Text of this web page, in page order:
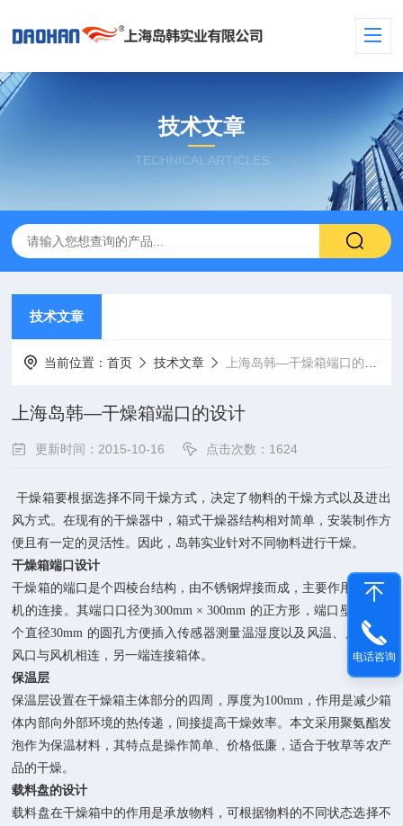
技术文章
TECHNICAL ARTICLES
技术文章
当前位置：首页 技术文章 上海岛韩—干燥箱端口的设计
上海岛韩—干燥箱端口的设计
更新时间：2015-10-16 点击次数：1624
干燥箱要根据选择不同干燥方式，决定了物料的干燥方式以及进出
风方式。在现有的干燥器中，箱式干燥器结构相对简单，安装制作方
便且有一定的灵活性。因此，岛韩实业针对不同物料进行干燥。
干燥箱端口设计
干燥箱的端口是个四棱台结构，由不锈钢焊接而成，主要作用为与风
机的连接。其端口口径为300mm × 300mm 的正方形，端口壁上有一
个直径30mm 的圆孔方便插入传感器测量温湿度以及风温、风速; 进
风口与风机相连，另一端连接箱体。
保温层
保温层设置在干燥箱主体部分的四周，厚度为100mm，作用是减少箱
体内部向外部环境的热传递，间接提高干燥效率。本文采用聚氨酯发
泡作为保温材料，其特点是操作简单、价格低廉，适合于牧草等农产
品的干燥。
载料盘的设计
载料盘在干燥箱中的作用是承放物料，可根据物料的不同状态选择不
电话咨询